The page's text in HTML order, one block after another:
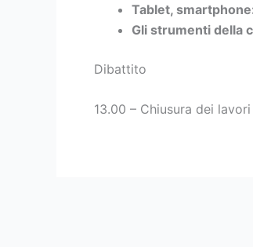
Tablet,
Gli strumenti della
Dibattito
13.00 – Chiusura dei lavori